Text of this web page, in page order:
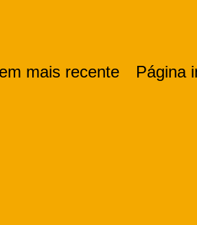
mais recente Página